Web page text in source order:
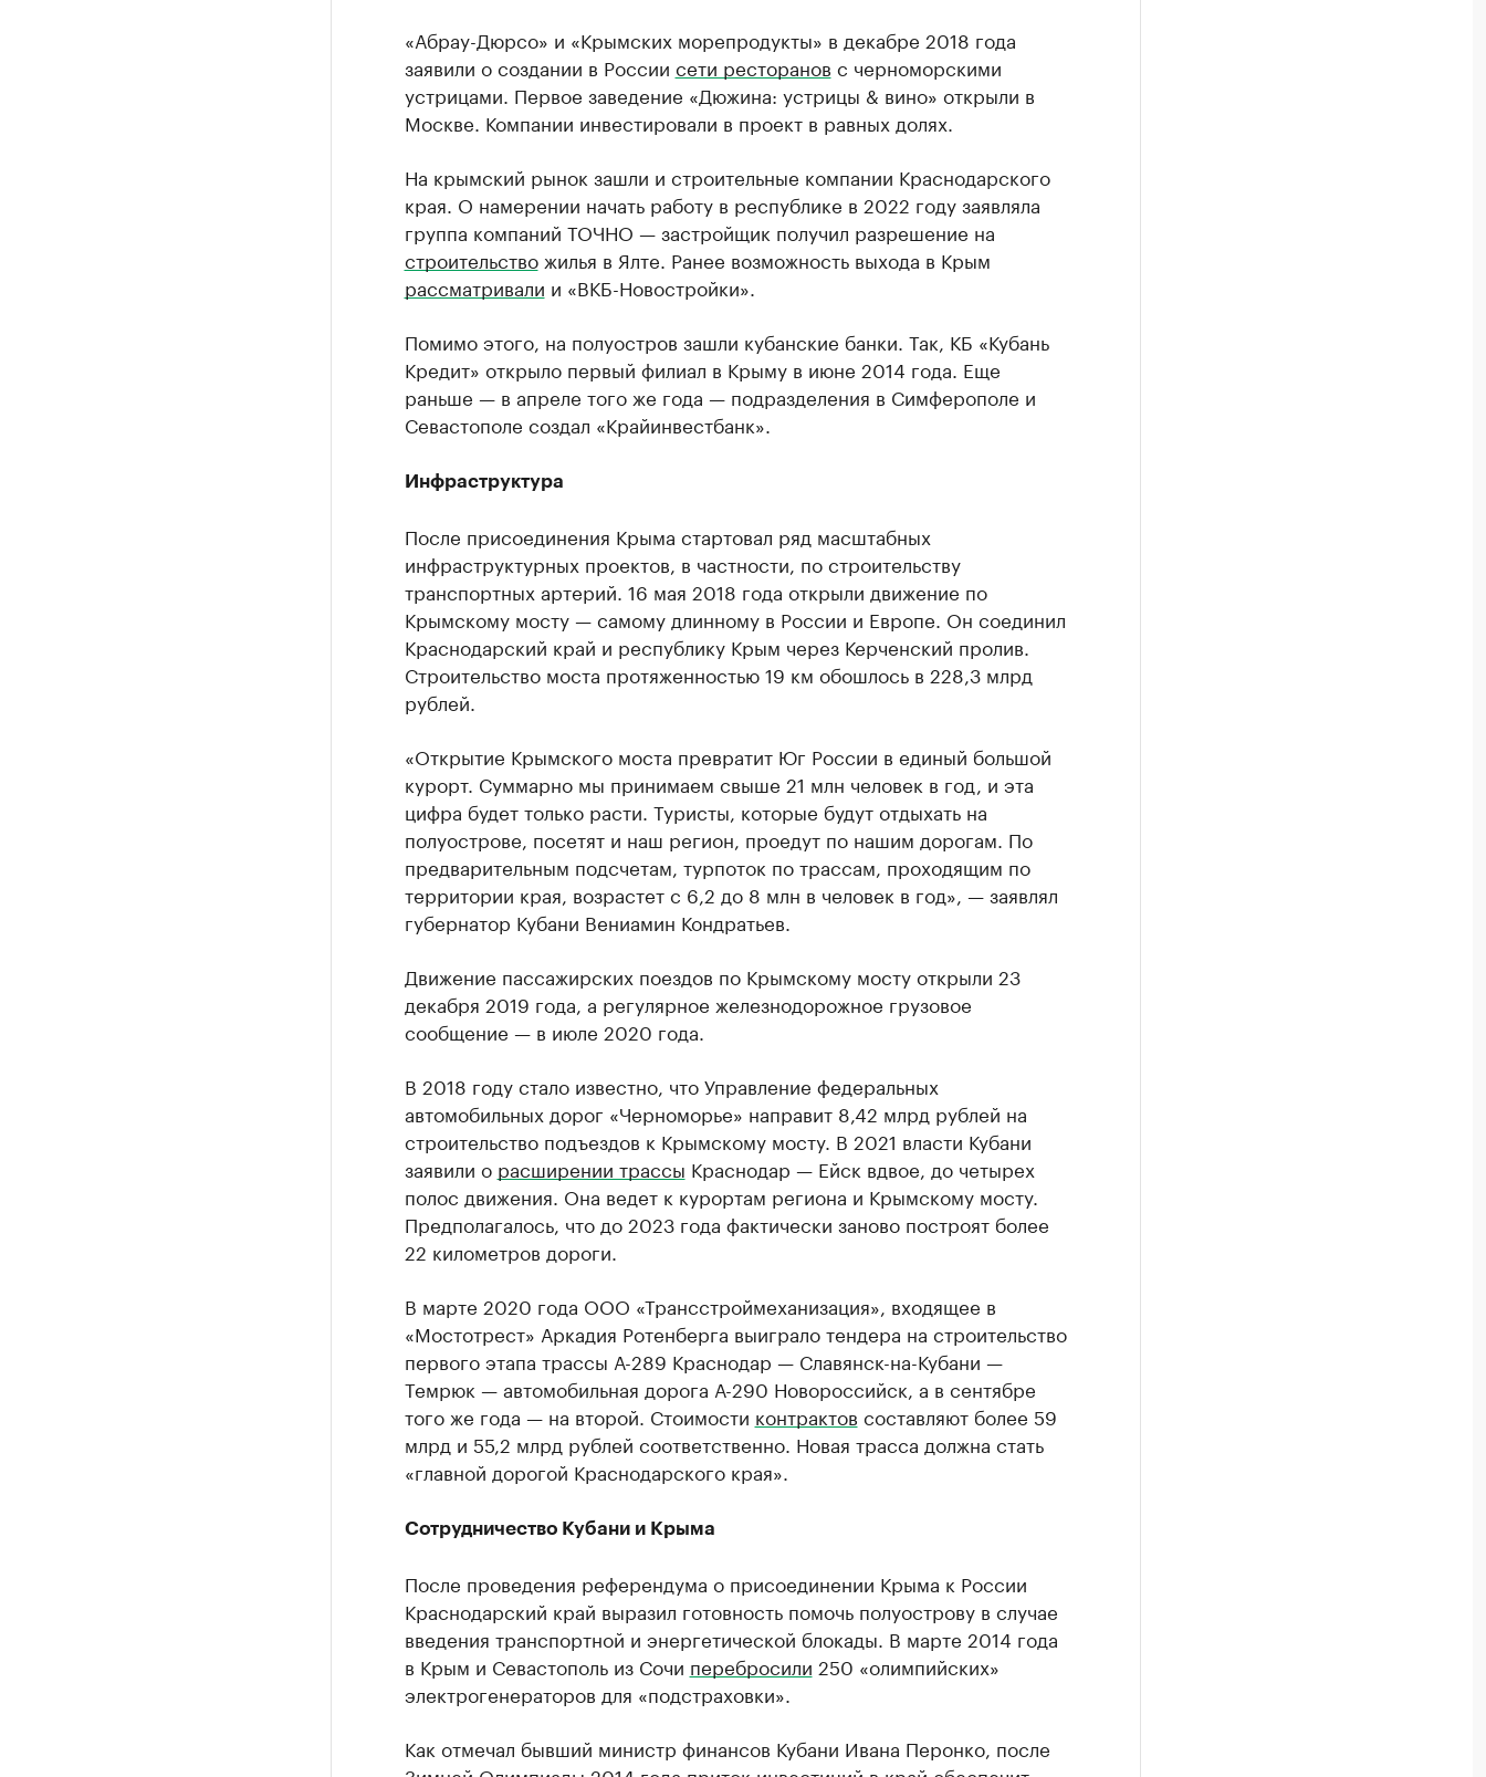
«Абрау-Дюрсо» и «Крымских морепродукты» в декабре 2018 года
заявили о создании в России сети ресторанов с черноморскими
устрицами. Первое заведение «Дюжина: устрицы & вино» открыли в
Москве. Компании инвестировали в проект в равных долях.
На крымский рынок зашли и строительные компании Краснодарского
края. О намерении начать работу в республике в 2022 году заявляла
группа компаний ТОЧНО — застройщик получил разрешение на
строительствожилья в Ялте. Ранее возможность выхода в Крым
рассматривали и «ВКБ-Новостройки».
Помимо этого, на полуостров зашли кубанские банки. Так, КБ «Кубань
Кредит» открыло первый филиал в Крыму в июне 2014 года. Еще
раньше — в апреле того же года — подразделения в Симферополе и
Севастополе создал «Крайинвестбанк».
Инфраструктура
После присоединения Крыма стартовал ряд масштабных
инфраструктурных проектов, в частности, по строительству
транспортных артерий. 16 мая 2018 года открыли движение по
Крымскому мосту — самому длинному в России и Европе. Он соединил
Краснодарский край и республику Крым через Керченский пролив.
Строительство моста протяженностью 19 км обошлось в 228,3 млрд
рублей.
«Открытие Крымского моста превратит Юг России в единый большой
курорт. Суммарно мы принимаем свыше 21 млн человек в год, и эта
цифра будет только расти. Туристы, которые будут отдыхать на
полуострове, посетят и наш регион, проедут по нашим дорогам. По
предварительным подсчетам, турпоток по трассам, проходящим по
территории края, возрастет с 6,2 до 8 млн в человек в год», — заявлял
губернатор Кубани Вениамин Кондратьев.
Движение пассажирских поездов по Крымскому мосту открыли 23
декабря 2019 года, а регулярное железнодорожное грузовое
сообщение — в июле 2020 года.
В 2018 году стало известно, что Управление федеральных
автомобильных дорог «Черноморье» направит 8,42 млрд рублей на
строительство подъездов к Крымскому мосту. В 2021 власти Кубани
заявили о расширении трассы Краснодар — Ейск вдвое, до четырех
полос движения. Она ведет к курортам региона и Крымскому мосту.
Предполагалось, что до 2023 года фактически заново построят более
22 километров дороги.
В марте 2020 года ООО «Трансстроймеханизация», входящее в
«Мостотрест» Аркадия Ротенберга выиграло тендера на строительство
первого этапа трассы А-289 Краснодар — Славянск-на-Кубани —
Темрюк — автомобильная дорога А-290 Новороссийск, а в сентябре
того же года — на второй. Стоимости контрактов составляют более 59
млрд и 55,2 млрд рублей соответственно. Новая трасса должна стать
«главной дорогой Краснодарского края».
Сотрудничество Кубани и Крыма
После проведения референдума о присоединении Крыма к России
Краснодарский край выразил готовность помочь полуострову в случае
введения транспортной и энергетической блокады. В марте 2014 года
в Крым и Севастополь из Сочи перебросили 250 «олимпийских»
электрогенераторов для «подстраховки».
Как отмечал бывший министр финансов Кубани Ивана Перонко, после